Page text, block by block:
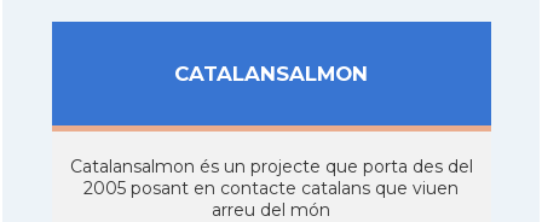
CATALANSALMON
Catalansalmon és un projecte que porta des del
2005 posant en contacte catalans que viuen
arreu del món